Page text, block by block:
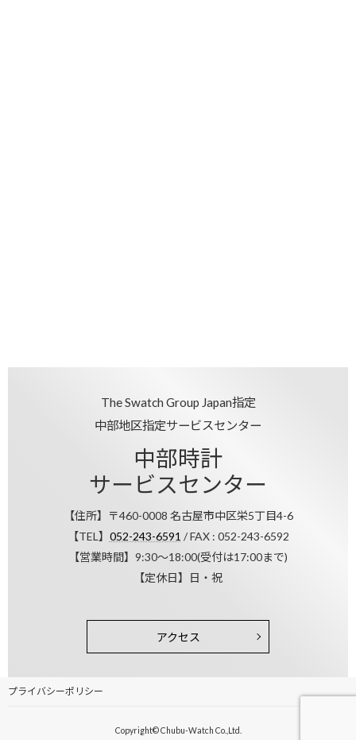
The Swatch Group Japan指定
中部地区指定サービスセンター
中部時計
サービスセンター
【住所】〒460-0008 名古屋市中区栄5丁目4-6
【TEL】 052-243-6591 / FAX : 052-243-6592
【営業時間】9:30～18:00(受付は17:00まで)
【定休日】日・祝
アクセス
プライバシーポリシー
Copyright© Chubu-Watch Co.,Ltd.